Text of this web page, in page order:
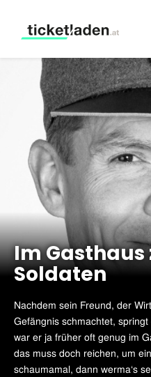
Ticketladen
Im
Soldaten
Nachdem sein Freund, der
Gefängnis schmachtet,
war er ja früher oft genug im
das muss doch reichen, um
schaumamal, dann werma‘s